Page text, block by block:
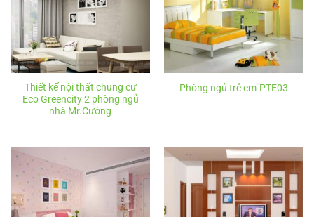
Thiết kế nội thất chung cư
Eco Greencity 2 phòng ngủ
nhà Mr.Cường
Phòng ngủ trẻ em-PTE03